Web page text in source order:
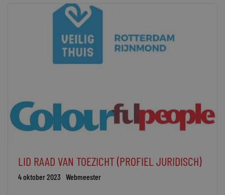
LID RAAD VAN TOEZICHT (PROFIEL JURIDISCH)
4 oktober 2023 Webmeester